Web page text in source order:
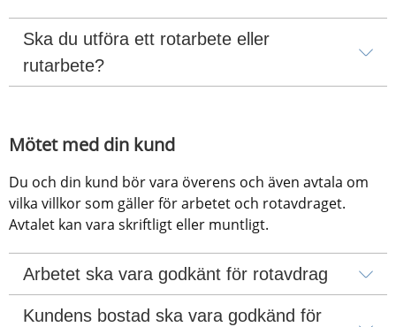
Ska du utföra ett rotarbete eller
rutarbete?
Mötet med din kund
Du och din kund bör vara överens och även avtala om
vilka villkor som gäller för arbetet och rotavdraget.
Avtalet kan vara skriftligt eller muntligt.
Arbetet ska vara godkänt för rotavdrag
Kundens bostad ska vara godkänd för